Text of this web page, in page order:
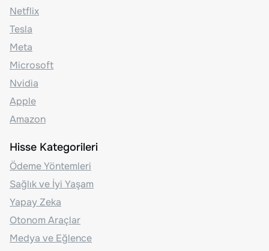
Netflix
Tesla
Meta
Microsoft
Nvidia
Apple
Amazon
Hisse Kategorileri
Ödeme Yöntemleri
Sağlık ve İyi Yaşam
Yapay Zeka
Otonom Araçlar
Medya ve Eğlence